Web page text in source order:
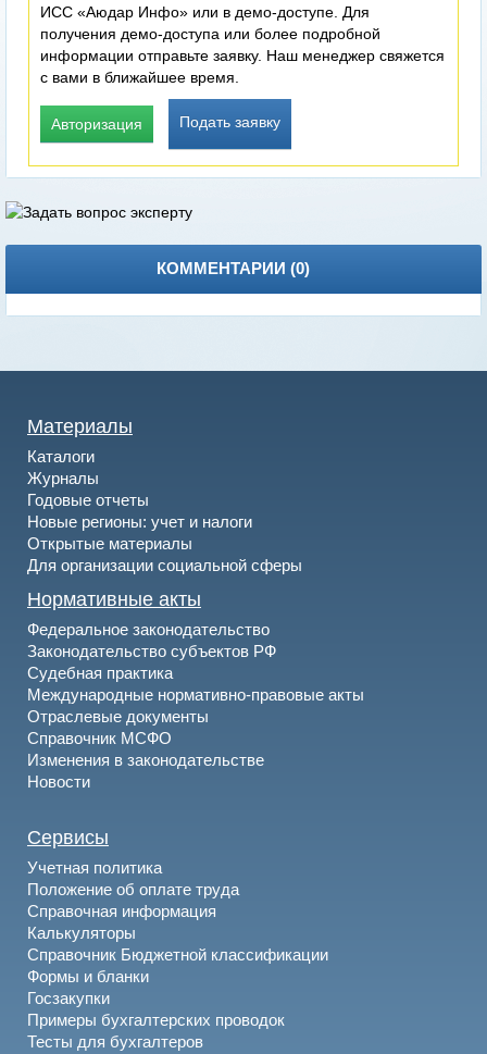
ИСС «Аюдар Инфо» или в демо-доступе. Для
получения демо-доступа или более подробной
информации отправьте заявку. Наш менеджер свяжется
с вами в ближайшее время.
Авторизация Подать заявку
КОММЕНТАРИИ (0)
Материалы
Каталоги
Журналы
Годовые отчеты
Новые регионы: учет и налоги
Открытые материалы
Для организации социальной сферы
Нормативные акты
Федеральное законодательство
Законодательство субъектов РФ
Судебная практика
Международные нормативно-правовые акты
Отраслевые документы
Справочник МСФО
Изменения в законодательстве
Новости
Сервисы
Учетная политика
Положение об оплате труда
Справочная информация
Калькуляторы
Справочник Бюджетной классификации
Формы и бланки
Госзакупки
Примеры бухгалтерских проводок
Тесты для бухгалтеров